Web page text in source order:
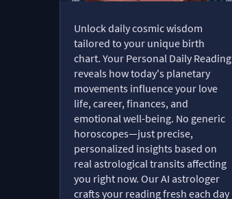
Unlock daily cosmic wisdom
tailored to your unique birth
chart. Your Personal Daily Reading
reveals how today's planetary
movements influence your love
life, career, finances, and
emotional well-being. No generic
horoscopes—just precise,
personalized insights based on
real astrological transits affecting
you right now. Our AI astrologer
crafts your reading fresh each day